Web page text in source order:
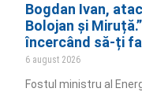
Bogdan Ivan,
Bolojan și
încercând să-ți
6 august 2026
Fostul ministru al